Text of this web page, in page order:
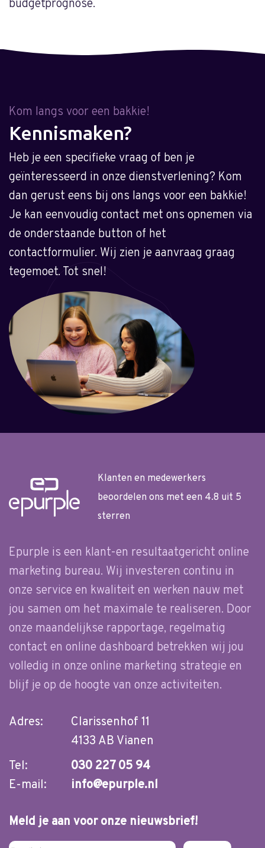
budgetprognose.
Kom langs voor een bakkie!
Kennismaken?
Heb je een specifieke vraag of ben je
geïnteresseerd in onze dienstverlening? Kom
dan gerust eens bij ons langs voor een bakkie!
Je kan eenvoudig contact met ons opnemen via
de onderstaande button of het
contactformulier. Wij zien je aanvraag graag
tegemoet. Tot snel!
Klanten en medewerkers
beoordelen ons met een 4.8 uit 5
sterren
Epurple is een klant-en resultaatgericht online
marketing bureau. Wij investeren continu in
onze service en kwaliteit en werken nauw met
jou samen om het maximale te realiseren. Door
onze maandelijkse rapportage, regelmatig
contact en online dashboard betrekken wij jou
volledig in onze online marketing strategie en
blijf je op de hoogte van onze activiteiten.
Adres:
Clarissenhof 11
4133 AB Vianen
Tel:
030 227 05 94
E-mail:
info@epurple.nl
Meld je aan voor onze nieuwsbrief!